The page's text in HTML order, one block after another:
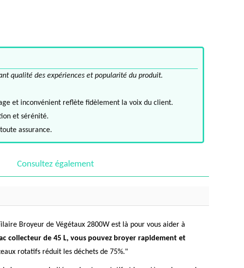
qualité des expériences et popularité du produit.
et inconvénient reflète fidèlement la voix du client.
et sérénité.
assurance.
Consultez également
Broyeur de Végétaux 2800W est là pour vous aider à
collecteur de 45 L, vous pouvez broyer rapidement et
rotatifs réduit les déchets de 75%."